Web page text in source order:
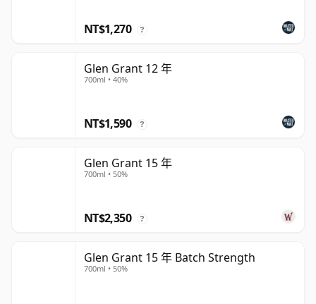
NT$1,270 ?
Glen Grant 12 年
700ml • 40%
NT$1,590 ?
Glen Grant 15 年
700ml • 50%
NT$2,350 ?
Glen Grant 15 年 Batch Strength
700ml • 50%